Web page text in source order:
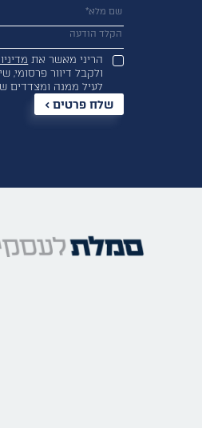
הריני מאשר את
ולקבל דיוור פרסומי,
לעיל ממנה ומצדדים